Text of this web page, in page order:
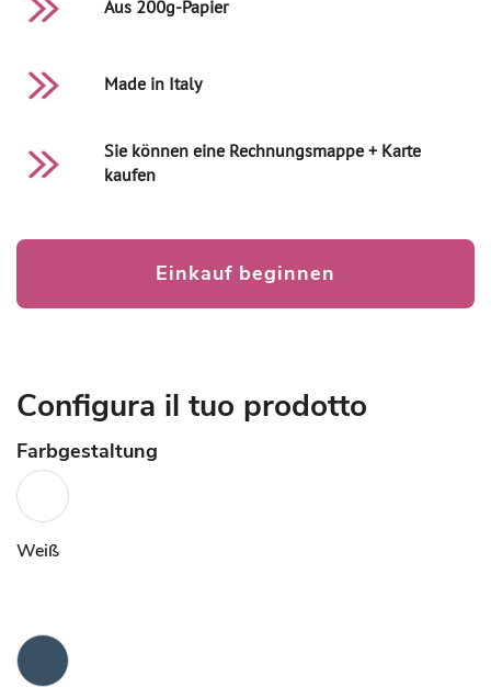
Aus 200g-Papier
Made in Italy
Sie können eine Rechnungsmappe + Karte
kaufen
Einkauf beginnen
Configura il tuo prodotto
Farbgestaltung
Weiß